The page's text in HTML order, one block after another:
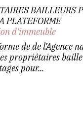
BAILLEURS
PLATEFORME
d'immeuble
de de l’Agence
propriétaires
pour...